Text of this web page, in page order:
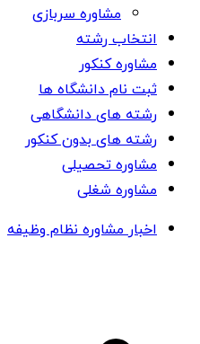
مشاوره سربازی
انتخاب رشته
مشاوره کنکور
ثبت نام دانشگاه ها
رشته های دانشگاهی
رشته های بدون کنکور
مشاوره تحصیلی
مشاوره شغلی
اخبار مشاوره نظام وظیفه